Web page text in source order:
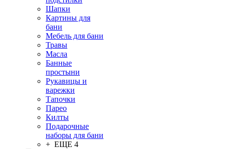
Шапки
Картины для
бани
Мебель для бани
Травы
Масла
Банные
простыни
Рукавицы и
варежки
Тапочки
Парео
Килты
Подарочные
наборы для бани
+ ЕЩЕ 4